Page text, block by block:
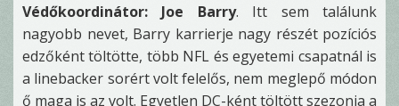
Védőkoordinátor: Joe Barry. Itt sem találunk
nagyobb nevet, Barry karrierje nagy részét pozíciós
edzőként töltötte, több NFL és egyetemi csapatnál is
a linebacker sorért volt felelős, nem meglepő módon
ő maga is az volt. Egyetlen DC-ként töltött szezonja a